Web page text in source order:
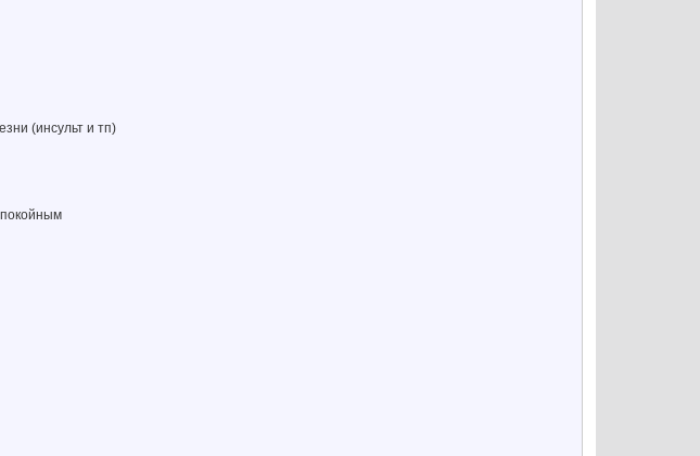
(инсульт и тп)